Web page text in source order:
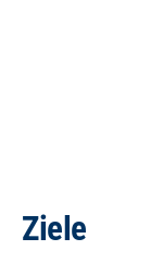
Ziele